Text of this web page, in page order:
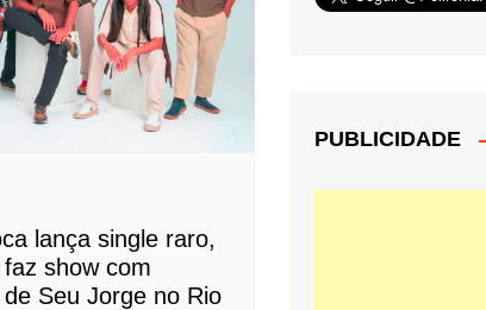
lança single raro,
show com
Seu Jorge no Rio
PUBLICIDADE